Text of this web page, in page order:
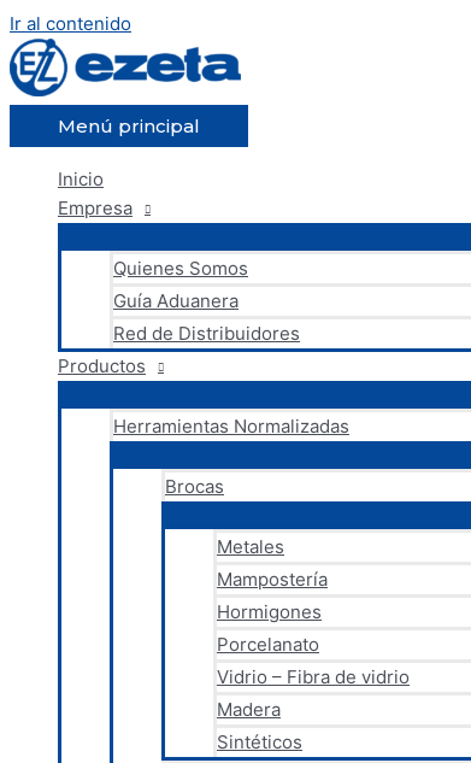
Ir al contenido
Menú principal
Inicio
Empresa
Quienes Somos
Guía Aduanera
Red de Distribuidores
Productos
Herramientas Normalizadas
Brocas
Metales
Mampostería
Hormigones
Porcelanato
Vidrio – Fibra de vidrio
Madera
Sintéticos